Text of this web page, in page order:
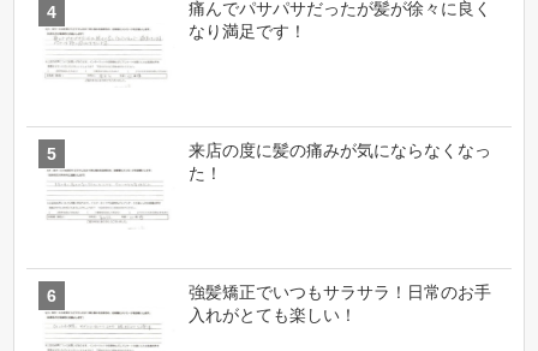
痛んでパサパサだったが髪が徐々に良く
なり満足です！
来店の度に髪の痛みが気にならなくなっ
た！
強髪矯正でいつもサラサラ！日常のお手
入れがとても楽しい！